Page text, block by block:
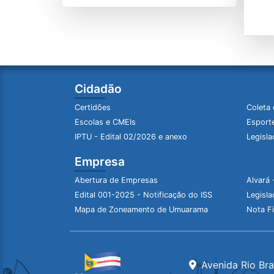
Cidadão
Certidões
Coleta
Escolas e CMEIs
IPTU - Edital 02/2026 e anexo
Empresa
Abertura de Empresas
Alvará
Edital 001-2025 - Notificação do ISS
Mapa de Zoneamento de Umuarama
Nota
Avenida Rio